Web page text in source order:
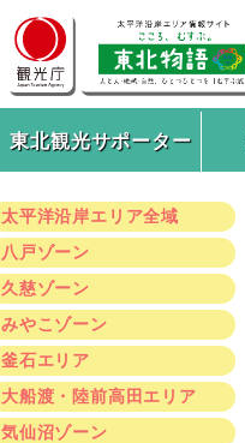
東北観光サポーター
太平洋沿岸エリア全域
八戸ゾーン
久慈ゾーン
みやこゾーン
釜石エリア
大船渡・陸前高田エリア
気仙沼ゾーン